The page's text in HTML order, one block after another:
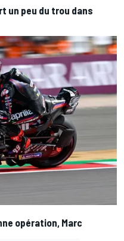
un peu du trou dans
opération, Marc